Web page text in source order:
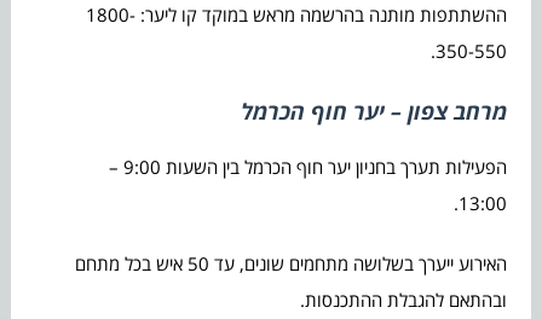
ההשתתפות מותנה בהרשמה מראש במוקד קו ליער: 1800-
350-550.
מרחב צפון – יער חוף הכרמל
הפעילות תערך בחניון יער חוף הכרמל בין השעות 9:00 –
13:00.
האירוע ייערך בשלושה מתחמים שונים, עד 50 איש בכל מתחם
ובהתאם להגבלת ההתכנסות.